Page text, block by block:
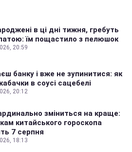
в ці дні тижня, гребуть
їм пощастило з пелюшок
20:59
банку і вже не зупинитися: як
в соусі сацебелі
20:12
зміниться на краще:
китайського гороскопа
7 серпня
18:13